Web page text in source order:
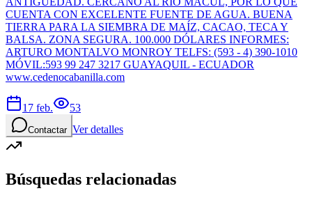
CUENTA CON EXCELENTE FUENTE DE AGUA. BUENA
TIERRA PARA LA SIEMBRA DE MAÍZ, CACAO, TECA Y
BALSA. ZONA SEGURA. 100.000 DÓLARES INFORMES:
ARTURO MONTALVO MONROY TELFS: (593 - 4) 390-1010
MÓVIL:593 99 247 3217 GUAYAQUIL - ECUADOR
www.cedenocabanilla.com
17 feb. 53
Contactar Ver detalles
Búsquedas relacionadas